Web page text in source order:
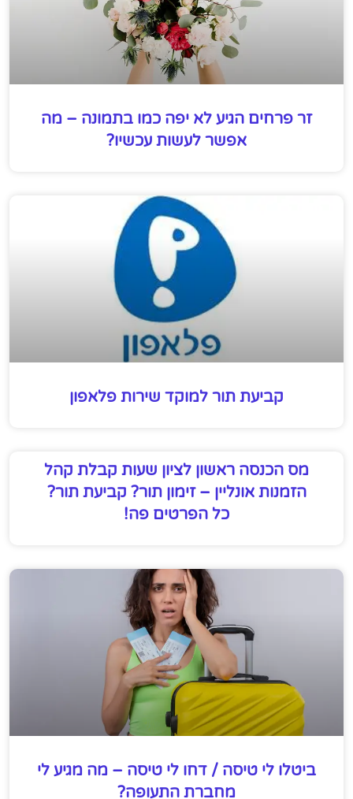
זר פרחים הגיע לא יפה כמו בתמונה – מה
אפשר לעשות עכשיו?
קביעת תור למוקד שירות פלאפון
מס הכנסה ראשון לציון שעות קבלת קהל
הזמנות אונליין – זימון תור? קביעת תור?
כל הפרטים פה!
ביטלו לי טיסה / דחו לי טיסה – מה מגיע לי
מחברת התעופה?